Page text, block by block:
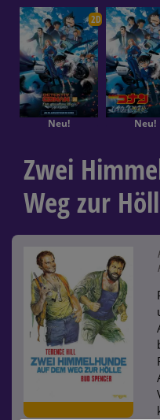
2D
Neu! Neu!
Zwei
Weg zur